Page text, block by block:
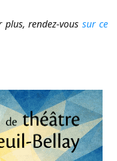
rendez-voussur ce